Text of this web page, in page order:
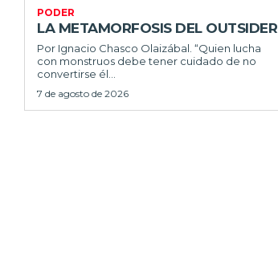
PODER
LA METAMORFOSIS DEL OUTSIDER
Por Ignacio Chasco Olaizábal. “Quien lucha
con monstruos debe tener cuidado de no
convertirse él...
7 de agosto de 2026